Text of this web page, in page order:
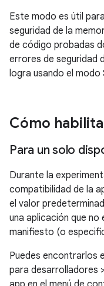
Este modo es útil
seguridad de la
de código probadas
errores de seguridad
logra usando el modo
Cómo
Para un solo
Durante la
compatibilidad de la
el valor
una aplicación que no
manifiesto (o
Puedes encontrarlos
para desarrolladores